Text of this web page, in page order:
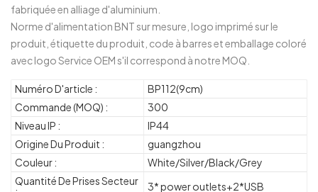
fabriquée en alliage d'aluminium.
Norme d'alimentation BNT sur mesure, logo imprimé sur le
produit, étiquette du produit, code à barres et emballage coloré
avec logo Service OEM s'il correspond à notre MOQ.
Numéro D'article :
BP112(9cm)
Commande (MOQ) :
300
Niveau IP :
IP44
Origine Du Produit :
guangzhou
Couleur :
White/Silver/Black/Grey
Quantité De Prises Secteur
3* power outlets+2*USB